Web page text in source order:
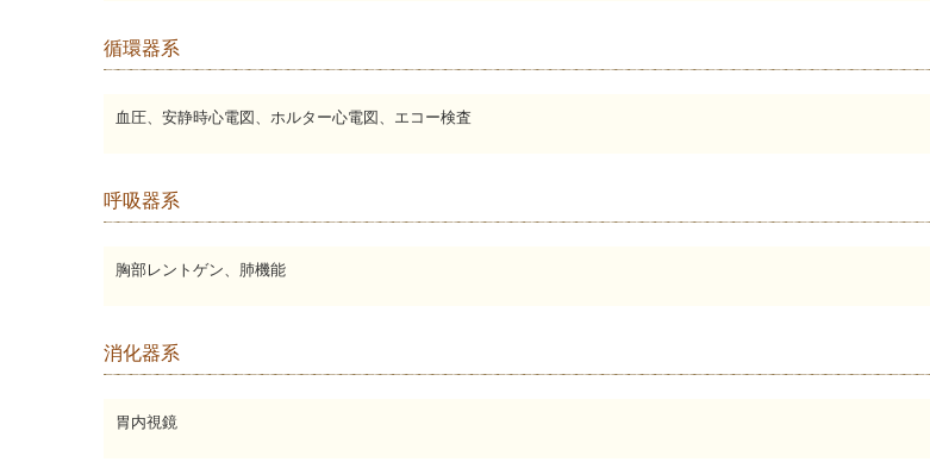
循環器系
血圧、安静時心電図、ホルター心電図、エコー検査
呼吸器系
胸部レントゲン、肺機能
消化器系
胃内視鏡